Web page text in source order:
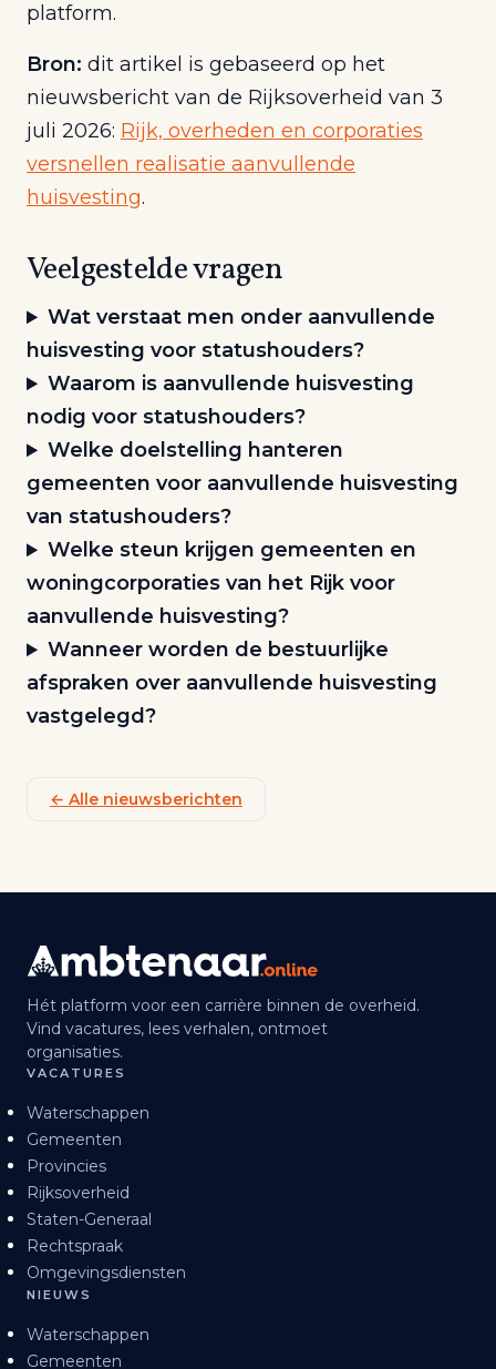
platform.
Bron: dit artikel is gebaseerd op het
nieuwsbericht van de Rijksoverheid van 3
juli 2026: Rijk, overheden en corporaties
versnellen realisatie aanvullende
huisvesting.
Veelgestelde vragen
Wat verstaat men onder aanvullende
huisvesting voor statushouders?
Waarom is aanvullende huisvesting
nodig voor statushouders?
Welke doelstelling hanteren
gemeenten voor aanvullende huisvesting
van statushouders?
Welke steun krijgen gemeenten en
woningcorporaties van het Rijk voor
aanvullende huisvesting?
Wanneer worden de bestuurlijke
afspraken over aanvullende huisvesting
vastgelegd?
← Alle nieuwsberichten
Hét platform voor een carrière binnen de overheid.
Vind vacatures, lees verhalen, ontmoet
organisaties.
VACATURES
Waterschappen
Gemeenten
Provincies
Rijksoverheid
Staten-Generaal
Rechtspraak
Omgevingsdiensten
NIEUWS
Waterschappen
Gemeenten